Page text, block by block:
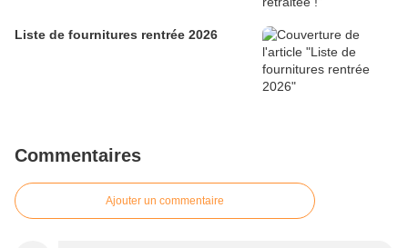
Liste de fournitures rentrée 2026
Commentaires
Ajouter un commentaire